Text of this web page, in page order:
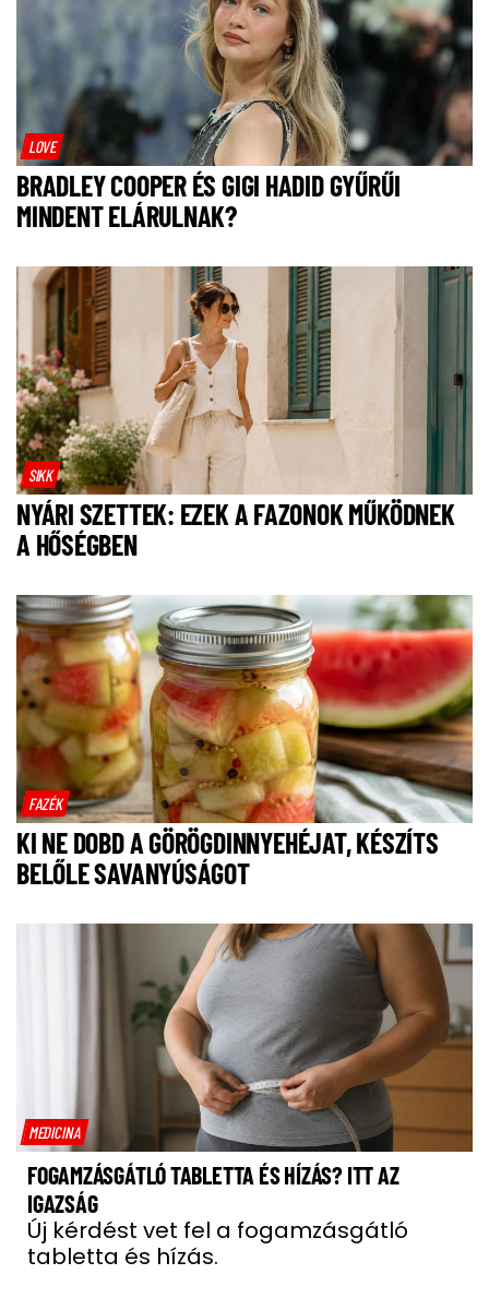
LOVE
BRADLEY COOPER ÉS GIGI HADID GYŰRŰI
MINDENT ELÁRULNAK?
SIKK
NYÁRI SZETTEK: EZEK A FAZONOK MŰKÖDNEK
A HŐSÉGBEN
FAZÉK
KI NE DOBD A GÖRÖGDINNYEHÉJAT, KÉSZÍTS
BELŐLE SAVANYÚSÁGOT
MEDICINA
FOGAMZÁSGÁTLÓ TABLETTA ÉS HÍZÁS? ITT AZ
IGAZSÁG
Új kérdést vet fel a fogamzásgátló
tabletta és hízás.